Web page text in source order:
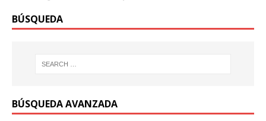
BÚSQUEDA
BÚSQUEDA AVANZADA